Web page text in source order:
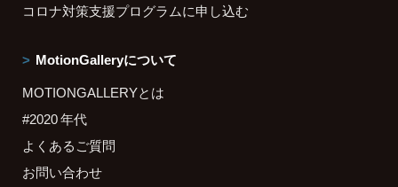
コロナ対策支援プログラムに申し込む
MotionGalleryについて
MOTIONGALLERYとは
#2020 年代
よくあるご質問
お問い合わせ